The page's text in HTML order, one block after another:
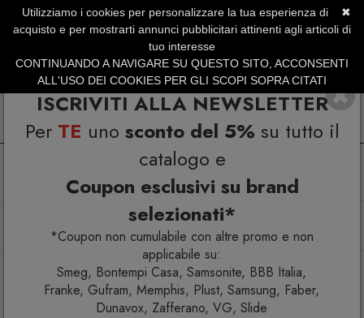
ISCRIVITI ALLA NEWSLETTER
Per TE uno sconto del 5% su tutto il
catalogo e
Coupon esclusivi su brand
selezionati*
*Coupon non cumulabile con altre promo e non
applicabile su:
Smeg, Bontempi Casa, Samsonite, BBB Italia,
Franke, Gufram, Memphis, Plust, Samsung, Faber,
Dunavox, Zafferano, VG, Slide
SERVIZIO CLIENTI +39.0773.470.562
SUMMER SALES | Fino al 31 Agosto
Arredo interno
Poltroncine
Flint 535-A Poltroncina
✖
Utilizziamo i cookies per personalizzare la tua esperienza di
acquisto e per mostrarti annunci pubblicitari attinenti agli articoli di
tuo interesse
CONTINUANDO A NAVIGARE SU QUESTO SITO, ACCONSENTI
ALL'USO DEI COOKIES PER GLI SCOPI SOPRA CITATI